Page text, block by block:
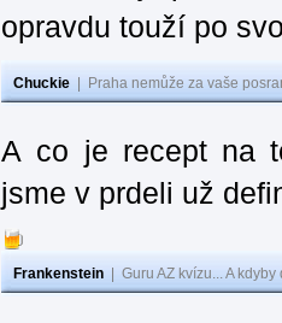
opravdu touží po
Chuckie Praha nemůže za vaše
A co je recept na
jsme v prdeli už
Frankenstein Guru AZ kvízu... A